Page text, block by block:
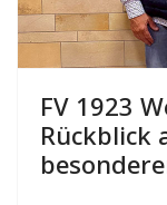
FV 1923
Rückblick